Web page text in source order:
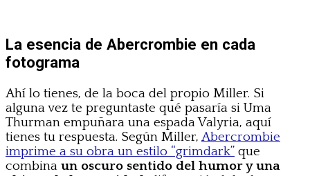
La esencia de Abercrombie en cada
fotograma
Ahí lo tienes, de la boca del propio Miller. Si
alguna vez te preguntaste qué pasaría si Uma
Thurman empuñara una espada Valyria, aquí
tienes tu respuesta. Según Miller, Abercrombie
imprime a su obra un estilo “grimdark” que
combina un oscuro sentido del humor y una